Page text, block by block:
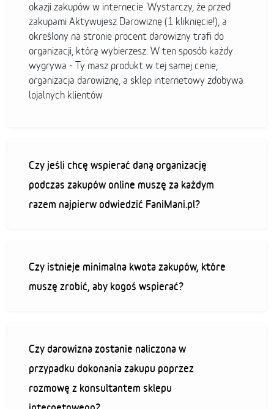
okazji zakupów w internecie. Wystarczy, że przed
zakupami Aktywujesz Darowiznę (1 kliknięcie!), a
określony na stronie procent darowizny trafi do
organizacji, którą wybierzesz. W ten sposób każdy
wygrywa - Ty masz produkt w tej samej cenie,
organizacja darowiznę, a sklep internetowy zdobywa
lojalnych klientów
Czy jeśli chcę wspierać daną organizację
podczas zakupów online muszę za każdym
razem najpierw odwiedzić FaniMani.pl?
Czy istnieje minimalna kwota zakupów, które
muszę zrobić, aby kogoś wspierać?
Czy darowizna zostanie naliczona w
przypadku dokonania zakupu poprzez
rozmowę z konsultantem sklepu